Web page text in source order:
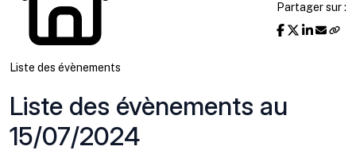
Liste des évènements
Partager sur :
Liste des évènements au
15/07/2024